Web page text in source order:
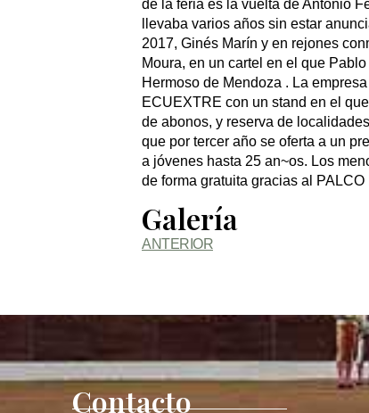
de la feria es la vuelta de Antonio
llevaba varios años sin estar
2017, Ginés Marín y en rejones
Moura, en un cartel en el que
Hermoso de Mendoza . La
ECUEXTRE con un stand en el
de abonos, y reserva de
que por tercer año se oferta a un
a jóvenes hasta 25 an~os. Los
de forma gratuita gracias al PALCO
Galería
ANTERIOR
Contacto